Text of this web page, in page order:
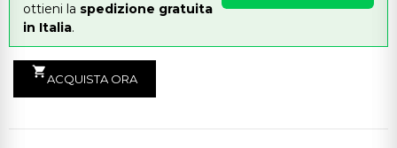
ottieni la spedizione gratuita
in Italia.
shopping_cart
ACQUISTA ORA